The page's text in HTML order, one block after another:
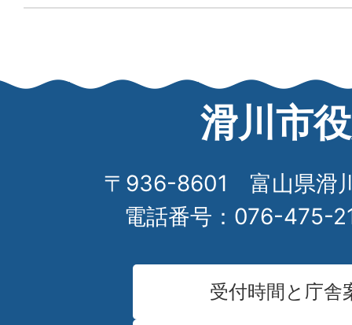
滑川市
〒936-8601 富山県滑
電話番号：076-475-
受付時間と庁舎